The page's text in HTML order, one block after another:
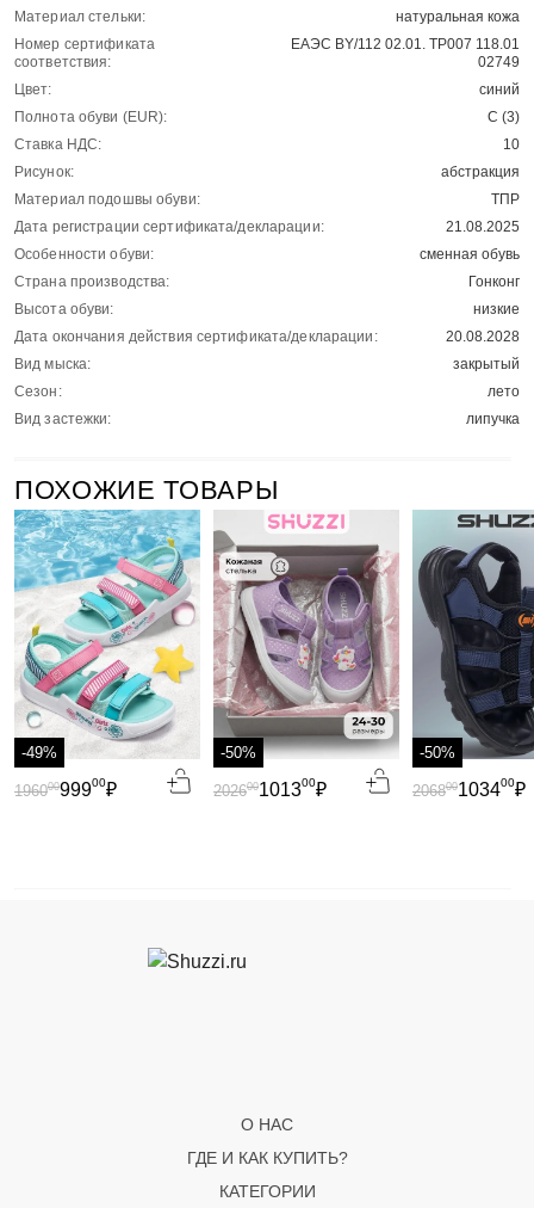
Материал стельки:
натуральная кожа
Номер сертификата
соответствия:
ЕАЭС BY/112 02.01. ТР007 118.01
02749
Цвет:
синий
Полнота обуви (EUR):
С (3)
Ставка НДС:
10
Рисунок:
абстракция
Материал подошвы обуви:
ТПР
Дата регистрации сертификата/декларации:
21.08.2025
Особенности обуви:
сменная обувь
Страна производства:
Гонконг
Высота обуви:
низкие
Дата окончания действия сертификата/декларации:
20.08.2028
Вид мыска:
закрытый
Сезон:
лето
Вид застежки:
липучка
ПОХОЖИЕ ТОВАРЫ
-49%
99900₽
196000
-50%
101300₽
202600
-50%
103400₽
206800
О НАС
ГДЕ И КАК КУПИТЬ?
КАТЕГОРИИ